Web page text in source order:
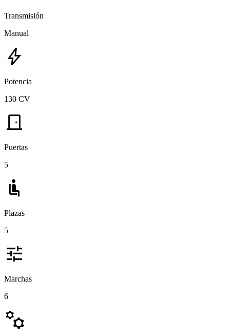
Transmisión
Manual
bolt
Potencia
130 CV
door_front
Puertas
5
airline_seat_recline_normal
Plazas
5
tune
Marchas
6
manufacturing